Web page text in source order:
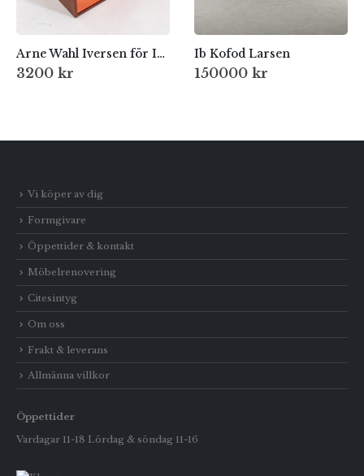
Arne Wahl Iversen för IKEA
3200 kr
Ib Kofod Larsen
150000 kr
Vi köper av dig
Formgivare
Öppettider & kontakt
Möbelrenovering
Citesintyg
Om oss
Frakt & leverans
Allmänna villkor
Öppettider
Vardagar 11-18 Lördag & söndag 11-16